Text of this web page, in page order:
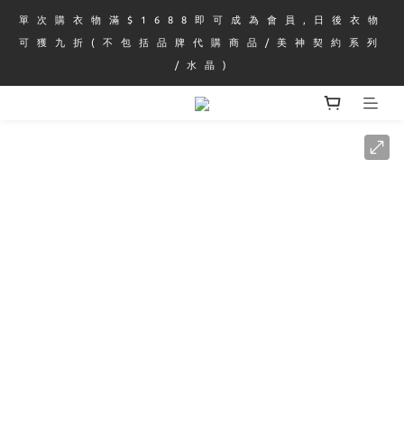
單 次 購 衣 物 滿 $ 1 6 8 8 即 可 成 為 會 員 , 日 後 衣 物
可 獲 九 折 ( 不 包 括 品 牌 代 購 商 品 / 美 神 契 約 系 列
/ 水 晶 )